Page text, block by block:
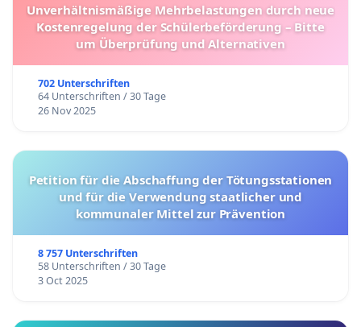
Unverhältnismäßige Mehrbelastungen durch neue
Kostenregelung der Schülerbeförderung – Bitte
um Überprüfung und Alternativen
702 Unterschriften
64 Unterschriften / 30 Tage
26 Nov 2025
Petition für die Abschaffung der Tötungsstationen
und für die Verwendung staatlicher und
kommunaler Mittel zur Prävention
8 757 Unterschriften
58 Unterschriften / 30 Tage
3 Oct 2025